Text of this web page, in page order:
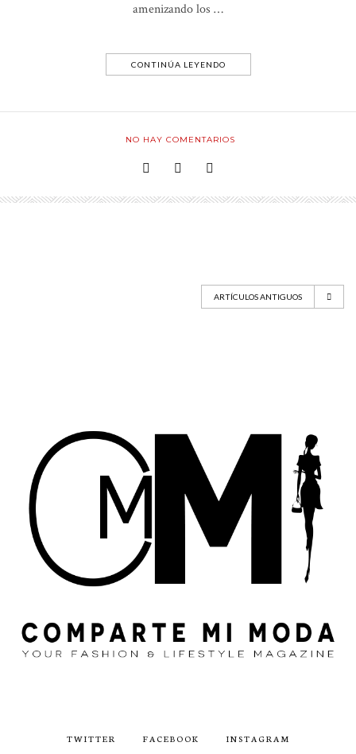
amenizando los …
CONTINÚA LEYENDO
NO HAY COMENTARIOS
ARTÍCULOS ANTIGUOS
TWITTER FACEBOOK INSTAGRAM